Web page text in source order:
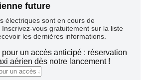
future
électriques sont en cours de
vous gratuitement sur la liste
les dernières informations.
pour un accès anticipé : réservation
aérien dès notre lancement !